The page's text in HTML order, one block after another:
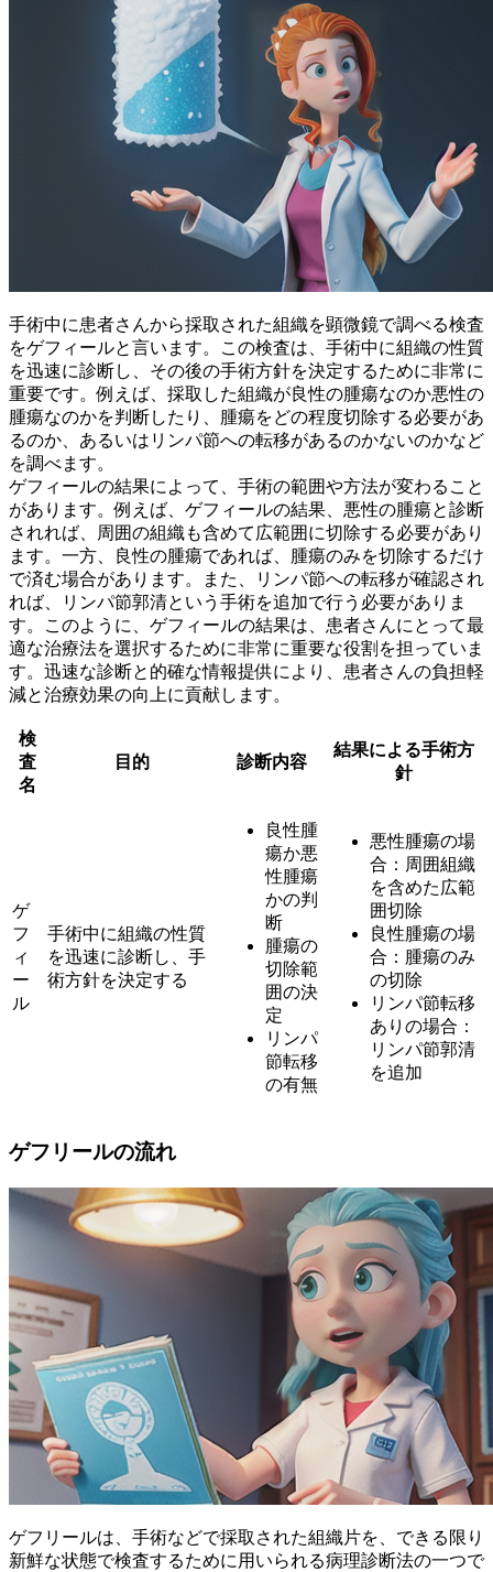
手術中に患者さんから採取された組織を顕微鏡で調べる検査
をゲフィールと言います。この検査は、手術中に組織の性質
を迅速に診断し、その後の手術方針を決定するために非常に
重要です。例えば、 採取した組織が良性の腫瘍なのか悪性の
腫瘍なのかを判断したり、腫瘍をどの程度切除する必要があ
るのか、あるいはリンパ節への転移があるのかないのかなど
を調べます。
ゲフィールの結果によって、手術の範囲や方法が変わること
があります。例えば、ゲフィールの結果、悪性の腫瘍と診断
されれば、周囲の組織も含めて広範囲に切除する必要があり
ます。一方、良性の腫瘍であれば、腫瘍のみを切除するだけ
で済む場合があります。また、リンパ節への転移が確認され
れば、リンパ節郭清という手術を追加で行う必要がありま
す。このように、 ゲフィールの結果は、患者さんにとって最
適な治療法を選択するために非常に重要な役割 を担っていま
す。迅速な診断と的確な情報提供により、患者さんの負担軽
減と治療効果の向上に貢献します。
検
査
名
目的 診断内容
結果による手術方
針
ゲ
フ
ィ
ー
ル
手術中に組織の性質
を迅速に診断し、手
術方針を決定する
良性腫
瘍か悪
性腫瘍
かの判
断
腫瘍の
切除範
囲の決
定
リンパ
節転移
の有無
悪性腫瘍の場
合：周囲組織
を含めた広範
囲切除
良性腫瘍の場
合：腫瘍のみ
の切除
リンパ節転移
ありの場合：
リンパ節郭清
を追加
ゲフリールの流れ
ゲフリールは、手術などで採取された組織片を、 できる限り
新鮮な状態で検査するために用いられる病理診断法の一つで